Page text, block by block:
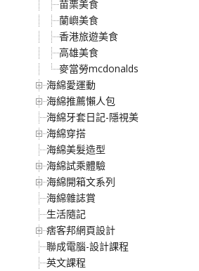
苗栗美食
蘭嶼美食
香港旅遊美食
高雄美食
麥當勞mcdonalds
海綿愛運動
海綿推薦懶人包
海綿牙套日記-隱視美
海綿穿搭
海綿美髮造型
海綿試乘體驗
海綿開箱文系列
海綿雜誌賞
生活隨記
痞客邦網頁設計
聯成電腦-設計課程
英文課程